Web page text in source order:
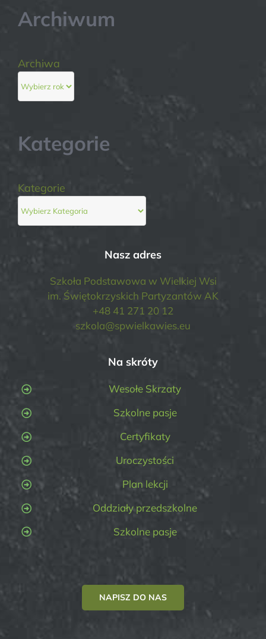
Archiwum
Archiwa
Kategorie
Kategorie
Nasz adres
Szkoła Podstawowa w Wielkiej Wsi
im. Świętokrzyskich Partyzantów AK
+48 41 271 20 12
szkola@spwielkawies.eu
Na skróty
Wesołe Skrzaty
Szkolne pasje
Certyfikaty
Uroczystości
Plan lekcji
Oddziały przedszkolne
Szkolne pasje
NAPISZ DO NAS